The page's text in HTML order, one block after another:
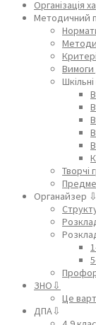
Організація
Методичний
Творчі
Органайзер ⇩
ЗНО⇩
Це
ДПА⇩